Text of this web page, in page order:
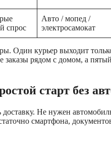
спрос
Авто / мопед /
электросамокат
Один курьер выходит
заказы рядом с домом, а
старт без
Не нужен
смартфона,